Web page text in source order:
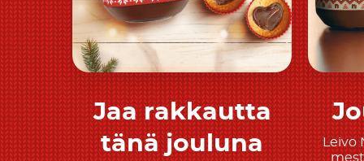
Tutustu tarkemmin
Jaa rakkautta
tänä jouluna
Leivo